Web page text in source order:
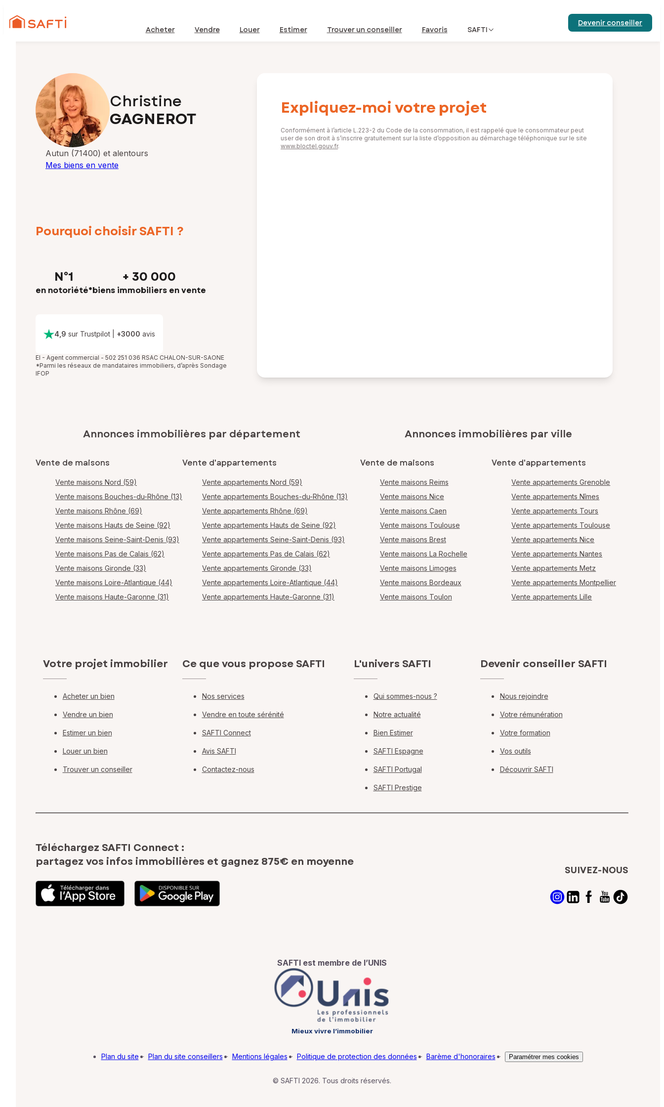
Acheter Vendre Louer Estimer Trouver un conseiller Favoris SAFTI
Devenir conseiller
Christine
GAGNEROT
Autun (71400) et alentours
Mes biens en vente
Pourquoi choisir SAFTI ?
N°1
en notoriété*
+ 30 000
biens immobiliers en vente
4,9 sur Trustpilot| +3000 avis
EI - Agent commercial - 502 251 036 RSAC CHALON-SUR-SAONE
*Parmi les réseaux de mandataires immobiliers, d’après Sondage
IFOP
Expliquez-moi votre projet
Conformément à l’article L.223-2 du Code de la consommation, il est rappelé que le consommateur peut
user de son droit à s’inscrire gratuitement sur la liste d’opposition au démarchage téléphonique sur le site
www.bloctel.gouv.fr.
Annonces immobilières par département
Vente de maisons
Vente maisons Nord (59)
Vente maisons Bouches-du-Rhône (13)
Vente maisons Rhône (69)
Vente maisons Hauts de Seine (92)
Vente maisons Seine-Saint-Denis (93)
Vente maisons Pas de Calais (62)
Vente maisons Gironde (33)
Vente maisons Loire-Atlantique (44)
Vente maisons Haute-Garonne (31)
Vente d'appartements
Vente appartements Nord (59)
Vente appartements Bouches-du-Rhône (13)
Vente appartements Rhône (69)
Vente appartements Hauts de Seine (92)
Vente appartements Seine-Saint-Denis (93)
Vente appartements Pas de Calais (62)
Vente appartements Gironde (33)
Vente appartements Loire-Atlantique (44)
Vente appartements Haute-Garonne (31)
Annonces immobilières par ville
Vente de maisons
Vente maisons Reims
Vente maisons Nice
Vente maisons Caen
Vente maisons Toulouse
Vente maisons Brest
Vente maisons La Rochelle
Vente maisons Limoges
Vente maisons Bordeaux
Vente maisons Toulon
Vente d'appartements
Vente appartements Grenoble
Vente appartements Nîmes
Vente appartements Tours
Vente appartements Toulouse
Vente appartements Nice
Vente appartements Nantes
Vente appartements Metz
Vente appartements Montpellier
Vente appartements Lille
Votre projet immobilier
Acheter un bien
Vendre un bien
Estimer un bien
Louer un bien
Trouver un conseiller
Ce que vous propose SAFTI
Nos services
Vendre en toute sérénité
SAFTI Connect
Avis SAFTI
Contactez-nous
L'univers SAFTI
Qui sommes-nous ?
Notre actualité
Bien Estimer
SAFTI Espagne
SAFTI Portugal
SAFTI Prestige
Devenir conseiller SAFTI
Nous rejoindre
Votre rémunération
Votre formation
Vos outils
Découvrir SAFTI
Téléchargez SAFTI Connect :
partagez vos infos immobilières et gagnez 875€ en moyenne
SUIVEZ-NOUS
SAFTI est membre de l’UNIS
Mieux vivre l’immobilier
© SAFTI 2026. Tous droits réservés.
Plan du site · Plan du site conseillers · Mentions légales · Politique de protection des données · Barème d'honoraires · Paramétrer mes cookies